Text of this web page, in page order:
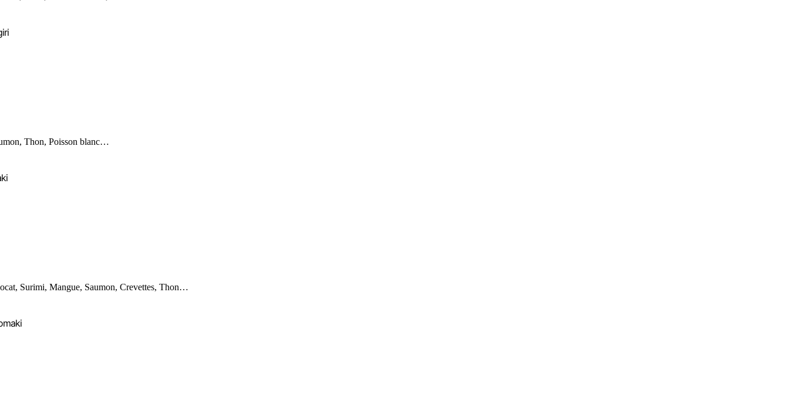
Thon, Poisson blanc…
Surimi, Mangue, Saumon, Crevettes, Thon…